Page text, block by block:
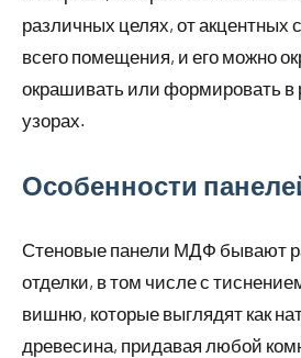
различных целях, от акцентных
всего помещения, и его можно
окрашивать или формировать в
узорах.
Особенности
Стеновые панели МДФ бывают
отделки, в том числе с
вишню, которые выглядят как
древесина, придавая любой